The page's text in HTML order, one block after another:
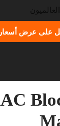
على عرض أسعار
AAC